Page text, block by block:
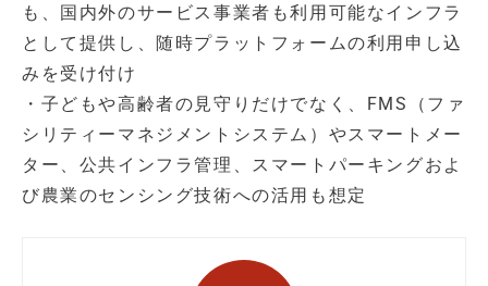
も、国内外のサービス事業者も利用可能なインフラ
として提供し、随時プラットフォームの利用申し込
みを受け付け
・子どもや高齢者の見守りだけでなく、FMS（ファ
シリティーマネジメントシステム）やスマートメー
ター、公共インフラ管理、スマートパーキングおよ
び農業のセンシング技術への活用も想定